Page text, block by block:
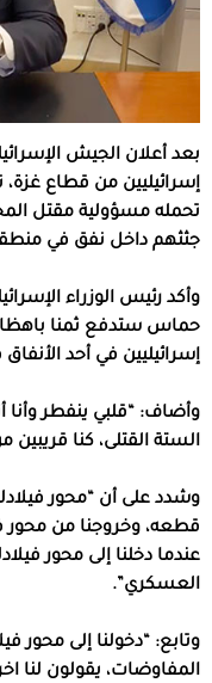
إسرائيليين من قطاع غزة،
تحمله مسؤولية مقتل
جثثهم داخل نفق في
وأكد رئيس الوزراء
إسرائيليين في أحد
وأضاف: “قلبي ينفطر وأنا
الستة القتلى، كنا
وشدد على أن “محور
قطعه، وخروجنا من محور
عندما دخلنا إلى محور
العسكري”.
وتابع: “دخولنا إلى محور